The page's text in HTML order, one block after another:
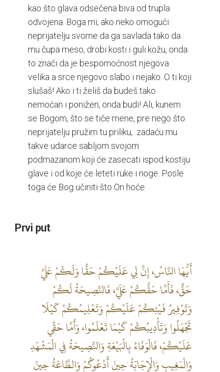
kao što glava odsečena biva od trupla
odvojena. Boga mi, ako neko omogući
neprijatelju svome da ga savlada tako da
mu čupa meso, drobi kosti i guli kožu, onda
to znači da je bespomoćnost njegova
velika a srce njegovo slabo i nejako. O ti koji
slušaš! Ako i ti želiš da budeš tako
nemoćan i ponižen, onda budi! Ali, kunem
se Bogom, što se tiče mene, pre nego što
neprijatelju pružim tu priliku, zadaću mu
takve udarce sabljom svojom
podmazanom koji će zasecati ispod kostiju
glave i od koje će leteti ruke i noge. Posle
toga će Bog učiniti što On hoće.
Prvi put
أَيُّهَا النَّاسُ، إِنَّ لِي عَلَيْكُمْ حَقًّا وَلَكُمْ عَلَيَّ
حَقٌّ، فَأَمَّا حَقُّكُمْ عَلَيَّ، فَالنَّصِيحَةُ لَكُمْ
وَتَوْفِيرُ فَيْئِكُمْ عَلَيْكُمْ وَتَعْلِيمُكُمْ كَيْلَا
تَجْهَلُوا وَتَأْدِيبُكُمْ كَيْمَا تَعْلَمُوا، وَأَمَّا حَقِّي
عَلَيْكُمْ، فَالْوَفَاءُ بِالْبَيْعَةِ وَالنَّصِيحَةُ فِي الْمَشْهَدِ
وَالْمَغِيبِ وَالْإِجَابَةُ حِينَ أَدْعُوكُمْ وَالطَّاعَةُ حِينَ